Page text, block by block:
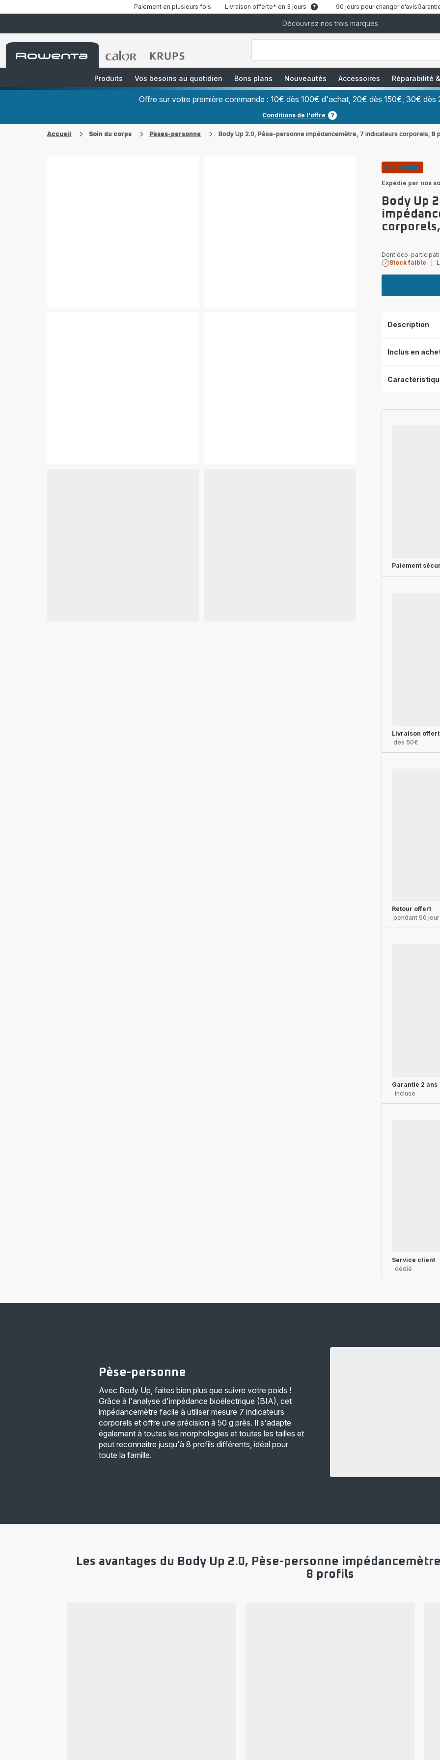
Paiement en plusieurs fois Livraison offerte* en 3 jours 90 jours pour changer d’avis
Découvrez nos trois marques
Accueil
Rowenta
Accueil
Accueil
["Que
recherchez-
Café
Grains","Centrales
Vapeurs","Sèche
Produits Vos besoins au quotidien Bons plans Nouveautés Accessoires Réparabilité
Offre sur votre première commande : 10€ dès 100€ d'achat, 20€ dès 150€, 30€ dès
Conditions de l'offre
Accueil Soin du corps Pèses-personne Body Up 2.0, Pèse-personne impédancemètre, 7 indicateurs corporels, 8
Nouveauté
Expédié par nos
Body Up
Dont éco-
Stock faible
Description
Inclus en
Paiement
Livraison
dès 50€
Retour offert
pendant 90
Garantie 2 ans
incluse
Service client
dédié
Pèse-personne
Avec Body Up, faites bien plus que suivre votre poids !
Grâce à l'analyse d'impédance bioélectrique (BIA), cet
impédancemètre facile à utiliser mesure 7 indicateurs
corporels et offre une précision à 50 g près. Il s'adapte
également à toutes les morphologies et toutes les tailles et
peut reconnaître jusqu'à 8 profils différents, idéal pour
toute la famille.
Les avantages du Body Up 2.0, Pèse-personne
8 profils